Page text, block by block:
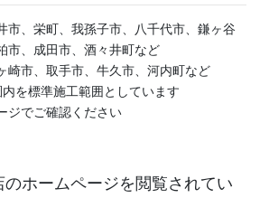
市、栄町、我孫子市、八千代市、鎌ヶ谷
市、成田市、酒々井町など
崎市、取手市、牛久市、河内町など
を標準施工範囲としています
ジでご確認ください
のホームページを閲覧されてい